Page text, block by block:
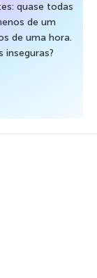
quase todas
de um
de uma hora.
inseguras?